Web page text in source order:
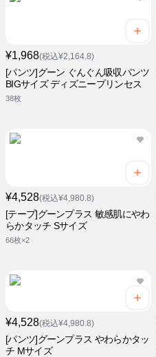
¥1,968(税込¥2,164.8)
[パンツ]グーン ぐんぐん吸収パンツ
BIGサイズ ディズニープリンセス
38枚
¥4,528(税込¥4,980.8)
[テープ]グーンプラス 敏感肌にやわ
らかタッチ Sサイズ
66枚×2
¥4,528(税込¥4,980.8)
[パンツ]グーンプラス やわらかタッ
チ Mサイズ